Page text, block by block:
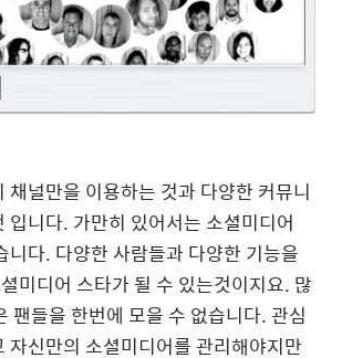
채널만을 이용하는 것과 다양한 커뮤니
입니다. 가만히 있어서는 소셜미디어
니다. 다양한 사람들과 다양한 기능을
미디어 스타가 될 수 있는것이지요. 많
팬들을 한번에 모을 수 없습니다. 관심
자신만의 소셜미디어를 관리해야지만